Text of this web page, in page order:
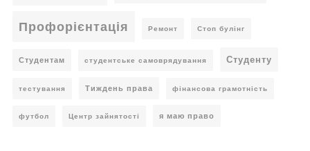
Профорієнтація Ремонт Стоп булінг
Студентам студентське самоврядування Студенту
тестування Тиждень права фінансова грамотність
футбол Центр зайнятості я маю право